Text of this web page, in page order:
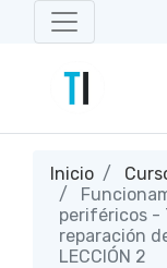
Inicio
periféricos -
reparación
LECCIÓN 2